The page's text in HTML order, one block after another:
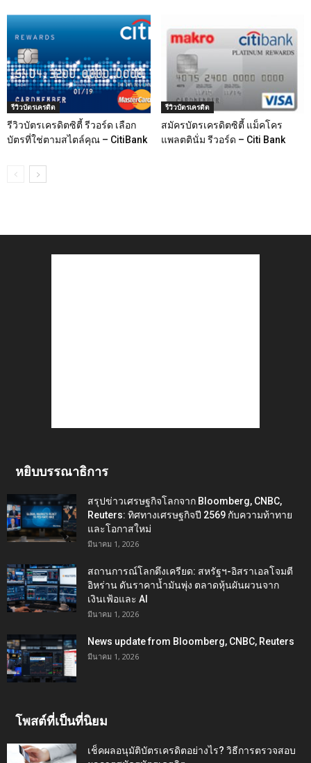
รีวิวบัตรเครดิต
รีวิวบัตรเครดิตซิตี้ รีวอร์ด เลือก
บัตรที่ใช่ตามสไตล์คุณ – CitiBank
รีวิวบัตรเครดิต
สมัครบัตรเครดิตซิตี้ แม็คโคร
แพลตตินั่ม รีวอร์ด – Citi Bank
หยิบบรรณาธิการ
สรุปข่าวเศรษฐกิจโลกจาก Bloomberg, CNBC,
Reuters: ทิศทางเศรษฐกิจปี 2569 กับความท้าทาย
และโอกาสใหม่
มีนาคม 1, 2026
สถานการณ์โลกตึงเครียด: สหรัฐฯ-อิสราเอลโจมตี
อิหร่าน ดันราคาน้ำมันพุ่ง ตลาดหุ้นผันผวนจาก
เงินเฟ้อและ AI
มีนาคม 1, 2026
News update from Bloomberg, CNBC, Reuters
มีนาคม 1, 2026
โพสต์ที่เป็นที่นิยม
เช็คผลอนุมัติบัตรเครดิตอย่างไร? วิธีการตรวจสอบ